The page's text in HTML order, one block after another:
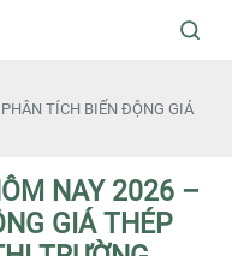
TÍCH BIẾN ĐỘNG GIÁ
NAY 2026 –
GIÁ THÉP